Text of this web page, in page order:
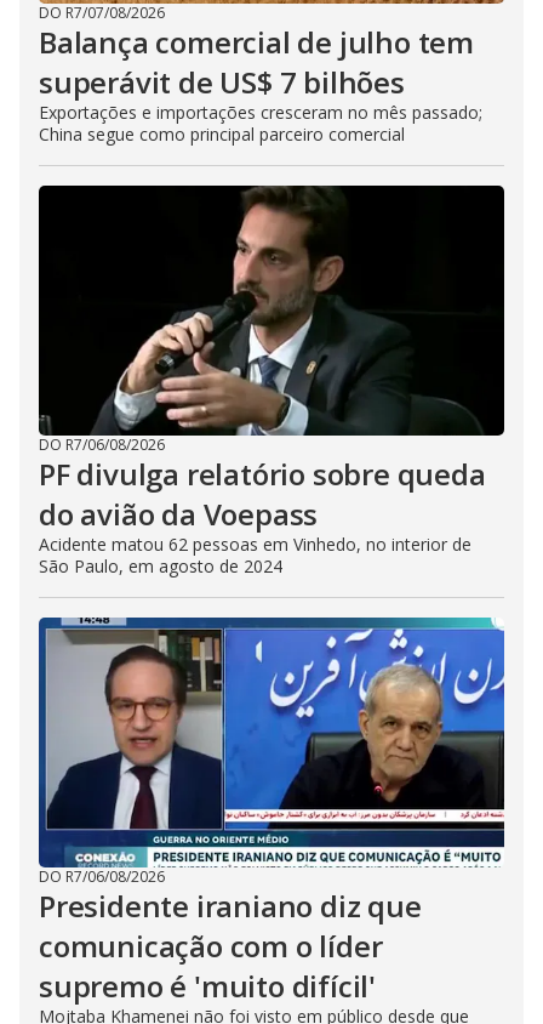
DO R7/07/08/2026
Balança comercial de julho tem
superávit de US$ 7 bilhões
Exportações e importações cresceram no mês passado;
China segue como principal parceiro comercial
DO R7/06/08/2026
PF divulga relatório sobre queda
do avião da Voepass
Acidente matou 62 pessoas em Vinhedo, no interior de
São Paulo, em agosto de 2024
DO R7/06/08/2026
Presidente iraniano diz que
comunicação com o líder
supremo é 'muito difícil'
Mojtaba Khamenei não foi visto em público desde que